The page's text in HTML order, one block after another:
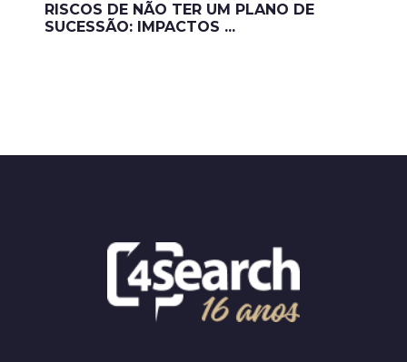
RISCOS DE NÃO TER UM PLANO DE
SUCESSÃO: IMPACTOS ...